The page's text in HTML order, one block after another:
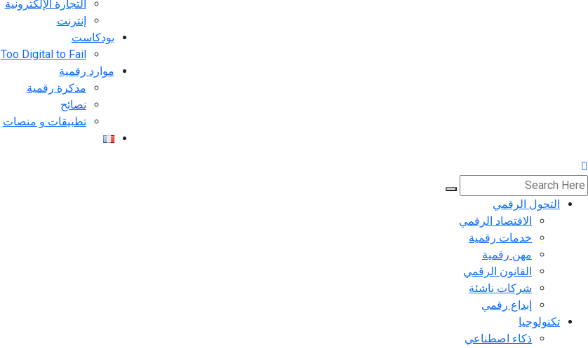
التجارة الإلكترونية
إنترنت
بودكاست
Too Digital to Fail
موارد رقمية
مذكرة رقمية
نصائح
تطبيقات و منصات
التحول الرقمي
اﻻقتصاد الرقمي
خدمات رقمية
مهن رقمية
القانون الرقمي
شركات ناشئة
إبداع رقمي
تكنولوجيا
ذكاء اصطناعي